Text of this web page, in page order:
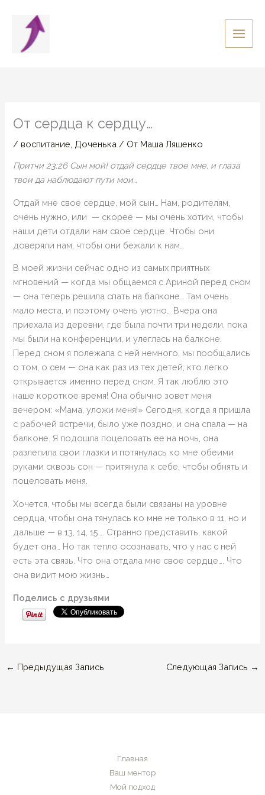
содержимому
От сердца к сердцу…
/ воспитание Доченька / От Маша Ляшенко
Притчи 23:26 Сын мой! отдай сердце твое мне, и глаза
твои да наблюдают пути мои…
Отдай мне свое сердце, мой сын… Нам, родителям,
очень нужно, или — скорее — мы очень хотим, чтобы
наши дети отдали нам свое сердце. Чтобы они
доверяли нам, чтобы они бежали к нам…
В моей жизни сейчас одно из самых приятных
мгновений — когда мы общаемся с Ариной перед сном
— она теперь решила спать на балконе… Там очень
мало места, и поэтому очень уютно… Вчера она
приехала из деревни, где была почти три недели, пока
мы были на конференции, и улеглась на балконе.
Перед сном я полежала с ней немного, мы пообщались
о том, о сем — она как раз из тех детей, кто легко
открывается именно перед сном. Я так люблю это
наше короткое время! Она обычно зовет меня
вечером: «Мама, уложи меня!» Сегодня, когда я пришла
с рабочей встречи, было уже поздно, и она спала — на
балконе. Я подошла поцеловать ее на ночь, она
разлепила свои глазки и потянулась ко мне обеими
руками сквозь сон — притянула к себе, чтобы обнять и
поцеловать меня.
Хочется, чтобы мы всегда были связаны на уровне
сердца, чтобы она тянулась ко мне не только в 11, но и
дальше — в 13, 14, 15…. Странно представить, какой
будет она… Но так тепло осознавать, что у нас с ней
есть эта связь. Что она отдала мне свое сердце…. Что
она видит мою жизнь…
Поделись с друзьями
← Предыдущая Запись Следующая Запись →
Главная
Ваш ментор
Мой подход